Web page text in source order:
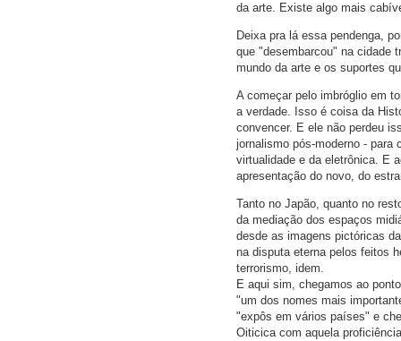
da arte. Existe algo mais
Deixa pra lá essa pendenga,
que "desembarcou" na cidade
mundo da arte e os suportes
A começar pelo imbróglio em
a verdade. Isso é coisa da
convencer. E ele não perdeu
jornalismo pós-moderno - para
virtualidade e da eletrônica. E
apresentação do novo, do
Tanto no Japão, quanto no
da mediação dos espaços
desde as imagens pictóricas
na disputa eterna pelos feitos
terrorismo, idem.
E aqui sim, chegamos ao
"um dos nomes mais
"expôs em vários países" e
Oiticica com aquela